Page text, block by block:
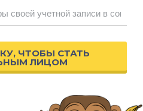
ЧТОБЫ СТАТЬ
ЛИЦОМ